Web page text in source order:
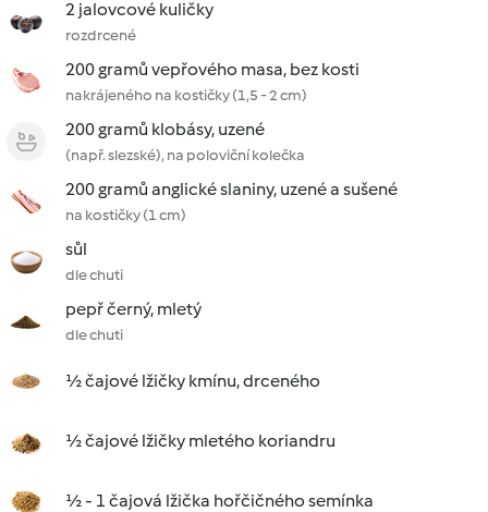
2 jalovcové kuličky
rozdrcené
200 gramů vepřového masa, bez kosti
nakrájeného na kostičky (1,5 - 2 cm)
200 gramů klobásy, uzené
(např. slezské), na poloviční kolečka
200 gramů anglické slaniny, uzené a sušené
na kostičky (1 cm)
sůl
dle chuti
pepř černý, mletý
dle chuti
½ čajové lžičky kmínu, drceného
½ čajové lžičky mletého koriandru
½ - 1 čajová lžička hořčičného semínka